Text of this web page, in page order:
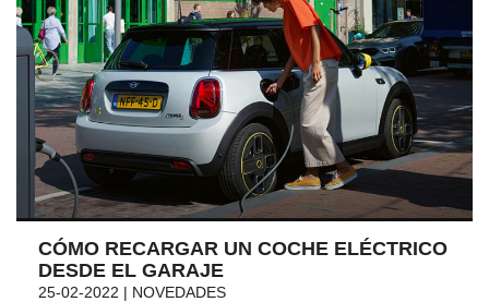
CÓMO RECARGAR UN COCHE ELÉCTRICO
DESDE EL GARAJE
25-02-2022 | NOVEDADES